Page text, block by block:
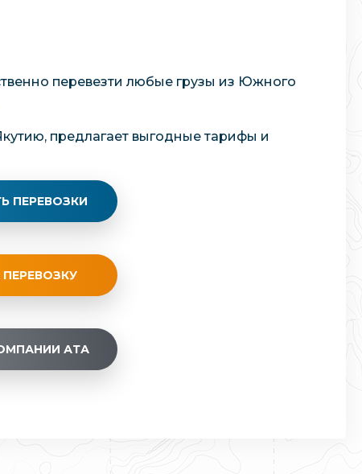
перевезти любые грузы из Южного
предлагает выгодные тарифы и
ПЕРЕВОЗКИ
АТА